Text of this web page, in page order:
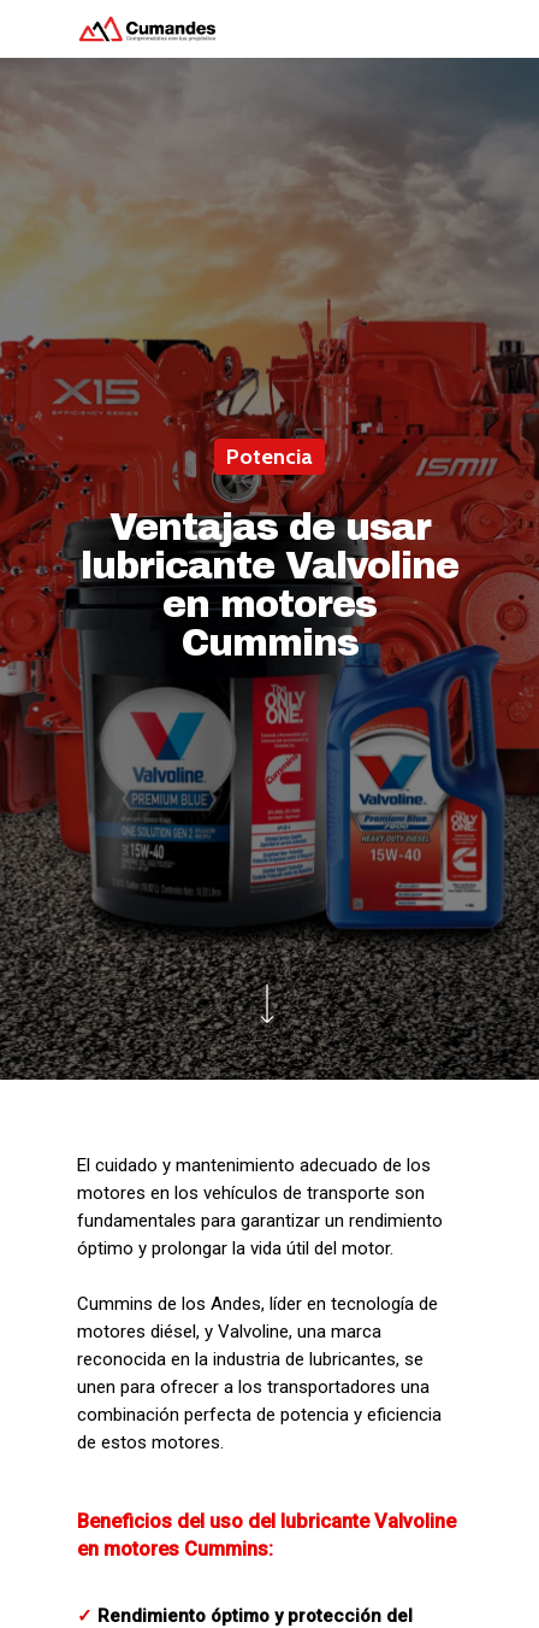
Hit enter to search or ESC to close
Potencia
Ventajas de usar
lubricante Valvoline
en motores
Cummins
El cuidado y mantenimiento adecuado de los
motores en los vehículos de transporte son
fundamentales para garantizar un rendimiento
óptimo y prolongar la vida útil del motor.
Cummins de los Andes, líder en tecnología de
motores diésel, y Valvoline, una marca
reconocida en la industria de lubricantes, se
unen para ofrecer a los transportadores una
combinación perfecta de potencia y eficiencia
de estos motores.
Beneficios del uso del lubricante Valvoline
en motores Cummins:
✓ Rendimiento óptimo y protección del